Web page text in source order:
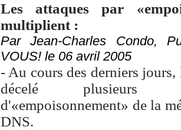
Les attaques par
multiplient :
Par Jean-Charles Condo,
VOUS! le 06 avril 2005
- Au cours des derniers
décelé plusieurs
d'«empoisonnement» de la
DNS.